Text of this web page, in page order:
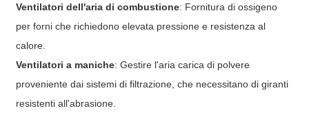
Ventilatori dell'aria di combustione: Fornitura di ossigeno
per forni che richiedono elevata pressione e resistenza al
calore.
Ventilatori a maniche: Gestire l'aria carica di polvere
proveniente dai sistemi di filtrazione, che necessitano di giranti
resistenti all'abrasione.